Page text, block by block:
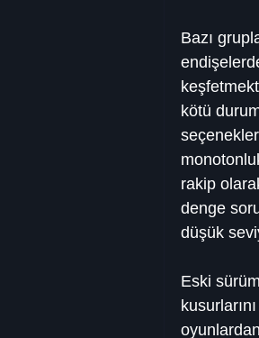
Bazı
kötü
rakip
denge
düşük
Eski